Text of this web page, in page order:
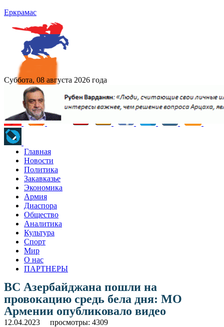
Еркрамас
Суббота, 08 августа 2026 года
Главная
Новости
Политика
Закавказье
Экономика
Армия
Диаспора
Общество
Аналитика
Культура
Спорт
Мир
О нас
ПАРТНЕРЫ
ВС Азербайджана пошли на
провокацию средь бела дня: МО
Армении опубликовало видео
12.04.2023 просмотры: 4309